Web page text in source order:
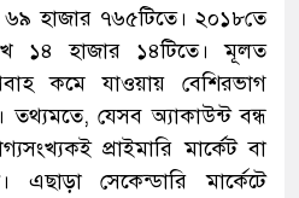
৬৯ হাজার ৭৬৫টিতে। ২০১৮তে
১৪ হাজার ১৪টিতে। মূলত
কমে যাওয়ায় বেশিরভাগ
তথ্যমতে, যেসব অ্যাকাউন্ট বন্ধ
প্রাইমারি মার্কেট বা
সেকেন্ডারি মার্কেটে